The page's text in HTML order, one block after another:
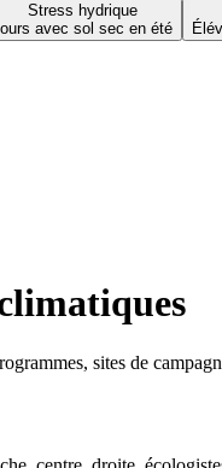
Stress hydrique
avec sol sec en été
sites de